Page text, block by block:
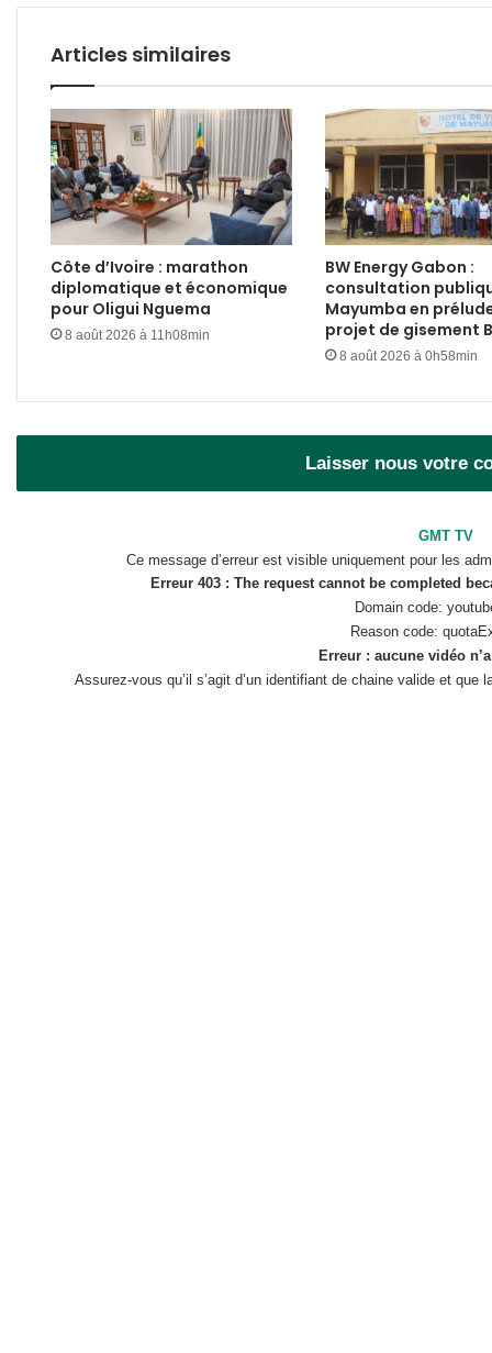
Articles similaires
Côte d’Ivoire : marathon
diplomatique et économique
pour Oligui Nguema
8 août 2026 à 11h08min
BW Energy Gabon :
consultation
Mayumba en
projet de gisement
8 août 2026 à 0h58min
Laisser nous votre
GMT TV
Ce message d’erreur est visible uniquement pour les
Erreur 403 : The request cannot be completed
Domain code:
Reason code:
Erreur : aucune vidéo
Assurez-vous qu’il s’agit d’un identifiant de chaine valide et